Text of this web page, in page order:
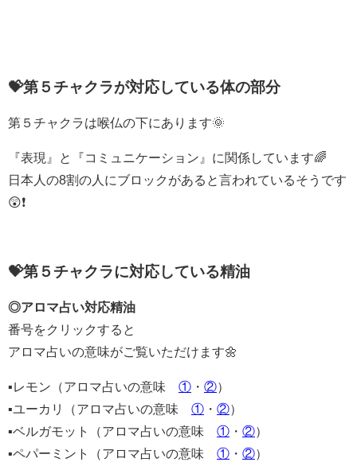
💝第５チャクラが対応している体の部分
第５チャクラは喉仏の下にあります🌞
『表現』と『コミュニケーション』に関係しています🌈
日本人の8割の人にブロックがあると言われているそうです
😲❗️
💝第５チャクラに対応している精油
◎アロマ占い対応精油
番号をクリックすると
アロマ占いの意味がご覧いただけます🌼
▪️レモン（アロマ占いの意味 ① ・ ②）
▪️ユーカリ（アロマ占いの意味 ① ・ ②）
▪️ベルガモット（アロマ占いの意味 ① ・ ②）
▪️ペパーミント（アロマ占いの意味 ① ・ ②）